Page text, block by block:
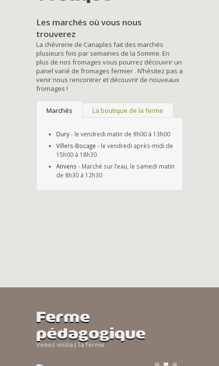
Les marchés où vous nous
trouverez
La chèvrerie de Canaples fait des marchés
plusieurs fois par semaines de la Somme. En
plus de nos fromages vous pourrez découvrir un
panel varié de fromages fermier . N’hésitez pas a
venir nous rencontrer et découvrir de nouveaux
fromages !
Marchés La boutique de la ferme
Dury- le vendredi matin de 9h00 à 13h00
Villers-Bocage - le vendredi après-midi de
15h00 à 18h30
Amiens - Marché sur l’eau, le samedi matin
de 8h30 à 12h30
Ferme
pédagogique
Venez visitez la ferme